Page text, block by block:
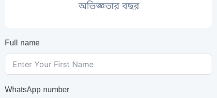
অভিজ্ঞতার বছর
Full name
WhatsApp number